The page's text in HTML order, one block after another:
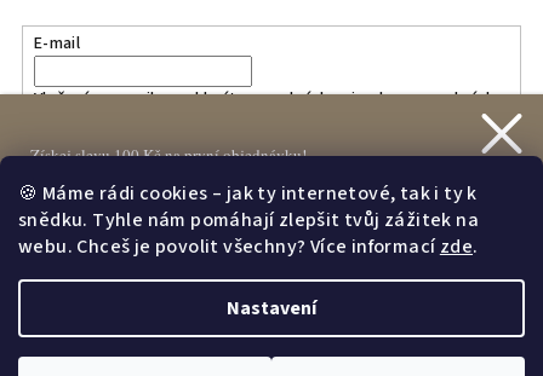
🍪 Máme rádi cookies – jak ty internetové, tak i ty k
snědku. Tyhle nám pomáhají zlepšit tvůj zážitek na
webu. Chceš je povolit všechny? Více informacízde.
Nastavení
E-mail
Vložením e-mailu souhlasíte spodmínkami ochrany osobních
Přihlásit se
Copyright 2026HOBLHOME. Všechna práva vyhrazena.Upravit
Získej slevu 100 Kč na první objednávku!
Přihlásit se